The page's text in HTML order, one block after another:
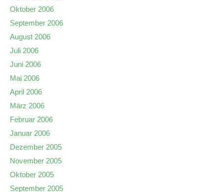
Oktober 2006
September 2006
August 2006
Juli 2006
Juni 2006
Mai 2006
April 2006
März 2006
Februar 2006
Januar 2006
Dezember 2005
November 2005
Oktober 2005
September 2005